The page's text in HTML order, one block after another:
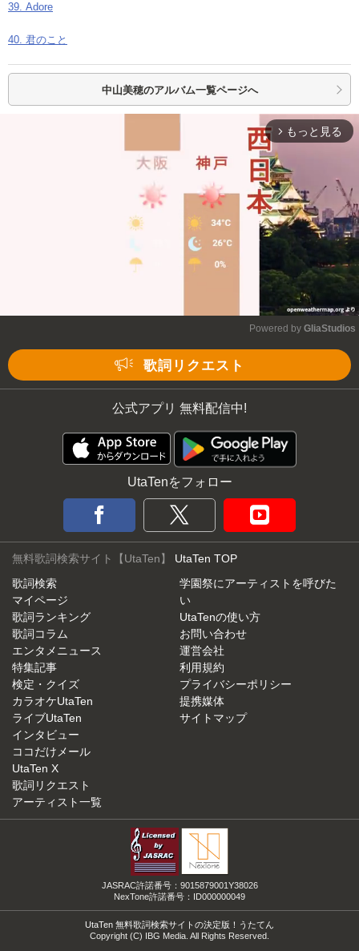
39. Adore
40. 君のこと
中山美穂のアルバム一覧ページへ
arrow_forward_ios もっと見る
Powered by GliaStudios
歌詞リクエスト
公式アプリ 無料配信中!
UtaTenをフォロー
無料歌詞検索サイト【UtaTen】 UtaTen TOP
歌詞検索
マイページ
歌詞ランキング
歌詞コラム
エンタメニュース
特集記事
検定・クイズ
カラオケUtaTen
ライブUtaTen
インタビュー
ココだけメール
UtaTen X
歌詞リクエスト
アーティスト一覧
学園祭にアーティストを呼びた
い
UtaTenの使い方
お問い合わせ
運営会社
利用規約
プライバシーポリシー
提携媒体
サイトマップ
JASRAC許諾番号：9015879001Y38026
NexTone許諾番号：ID000000049
UtaTen 無料歌詞検索サイトの決定版！うたてん
Copyright (C) IBG Media. All Rights Reserved.